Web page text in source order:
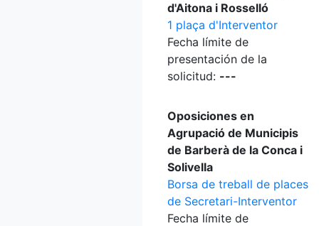
d'Aitona i Rosselló
1 plaça d'Interventor
Fecha límite de
presentación de la
solicitud: ---
Oposiciones en
Agrupació de Municipis
de Barberà de la Conca i
Solivella
Borsa de treball de places
de Secretari-Interventor
Fecha límite de